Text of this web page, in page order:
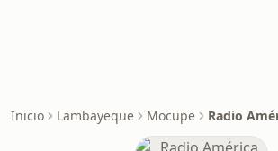
Inicio Lambayeque Mocupe Radio